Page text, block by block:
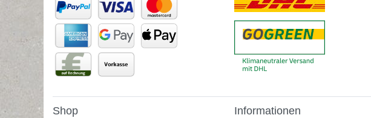
Shop Informationen